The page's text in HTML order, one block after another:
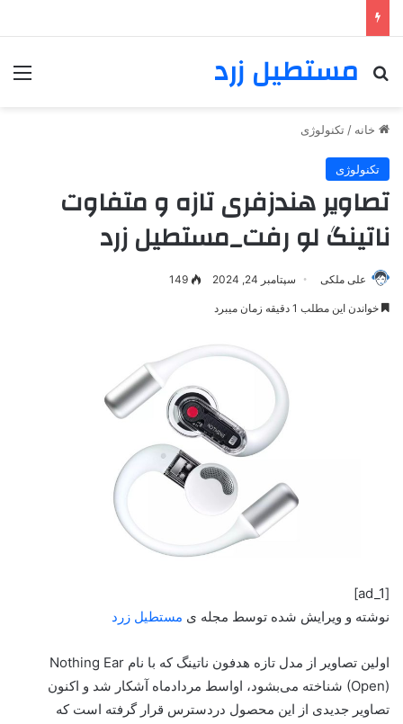
مستطیل زرد
خانه / تکنولوژی
تکنولوژی
تصاویر هندزفری تازه و متفاوت
ناتینگ لو رفت_مستطیل زرد
علی ملکی سپتامبر 24, 2024 149
خواندن این مطلب 1 دقیقه زمان میبرد
[ad_1]
نوشته و ویرایش شده توسط مجله ی مستطیل زرد
اولین تصاویر از مدل تازه هدفون ناتینگ که با نام Nothing Ear
(Open) شناخته می‌بشود، اواسط مردادماه آشکار شد و اکنون
تصاویر جدیدی از این محصول دردسترس قرار گرفته است که